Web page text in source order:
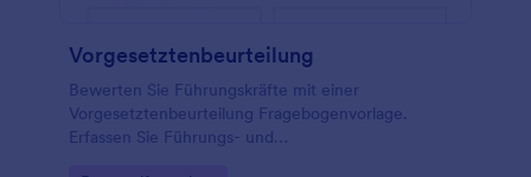
Vorgesetztenbeurteilung
Bewerten Sie Führungskräfte mit einer
Vorgesetztenbeurteilung Fragebogenvorlage.
Erfassen Sie Führungs- und